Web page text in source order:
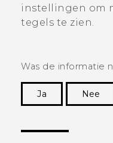
instellingen om
tegels te zien.
Was de informatie
Ja
Nee